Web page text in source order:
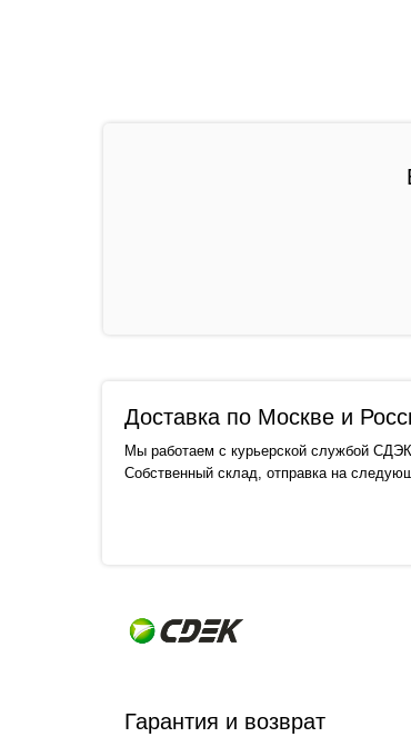
Доставка по Москве и
Мы работаем с курьерской службой СДЭК
Собственный склад, отправка на
Гарантия и возврат